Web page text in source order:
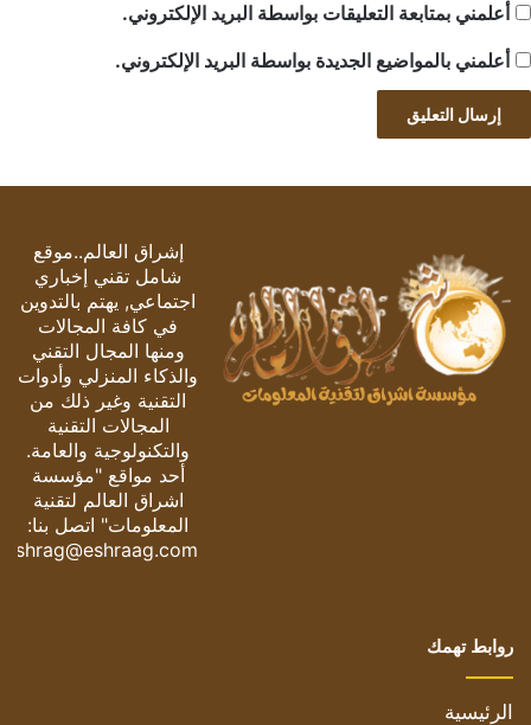
أعلمني بمتابعة التعليقات بواسطة البريد الإلكتروني.
أعلمني بالمواضيع الجديدة بواسطة البريد الإلكتروني.
إشراق العالم..موقع
شامل تقني إخباري
اجتماعي, يهتم بالتدوين
في كافة المجالات
ومنها المجال التقني
والذكاء المنزلي وأدوات
التقنية وغير ذلك من
المجالات التقنية
والتكنولوجية والعامة.
أحد مواقع "مؤسسة
اشراق العالم لتقنية
المعلومات" اتصل بنا:
eshrag@eshraag.com
روابط تهمك
الرئيسية